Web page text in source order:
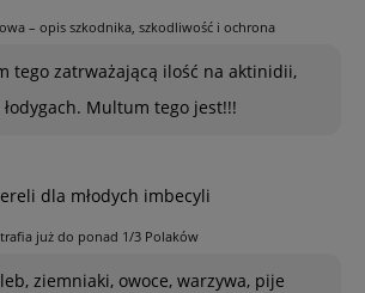
– opis szkodnika, szkodliwość i ochrona
tego zatrważającą ilość na aktinidii,
Multum tego jest!!!
dla młodych imbecyli
już do ponad 1/3 Polaków
ziemniaki, owoce, warzywa, pije